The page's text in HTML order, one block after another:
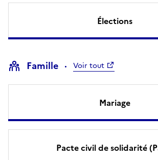
Élections
Famille Voir tout
Mariage
Pacte civil de solidarité